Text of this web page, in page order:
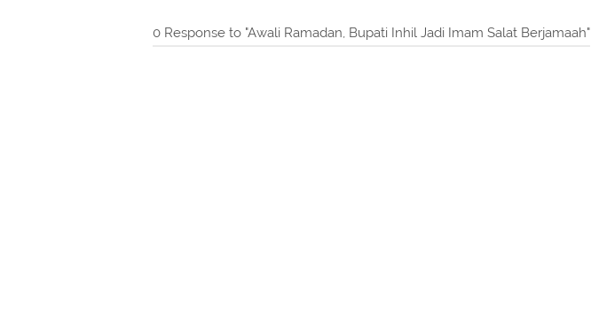
0 Response to "Awali Ramadan, Bupati Inhil Jadi Imam Salat Berjamaah"